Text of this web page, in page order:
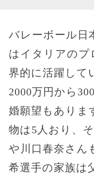
バレーボール日
はイタリアのプ
界的に活躍して
2000万円から
婚願望もありま
物は5人おり、
や川口春奈さん
希選手の家族は